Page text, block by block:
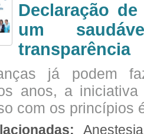
Declaração
um
transparência
já podem
anos, a
com os princípios